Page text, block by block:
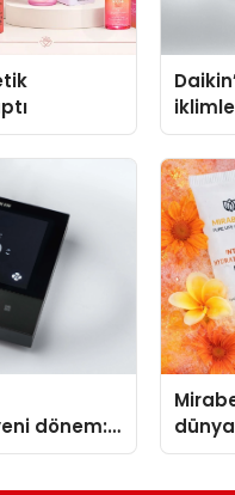
dönem: